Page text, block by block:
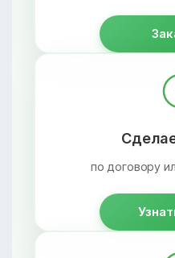
по договору